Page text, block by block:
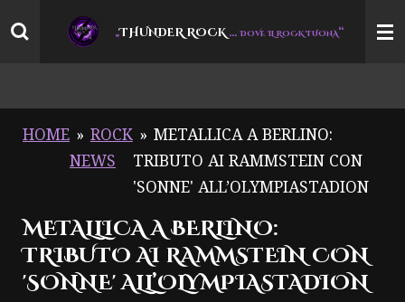
Vai
„THUNDER ROCK… DOVE IL ROCK TUONA“
HOME » ROCK
NEWS
» METALLICA A BERLINO:
TRIBUTO AI RAMMSTEIN CON
'SONNE' ALL’OLYMPIASTADION
METALLICA A BERLINO:
TRIBUTO AI RAMMSTEIN CON
'SONNE' ALL’OLYMPIASTADION